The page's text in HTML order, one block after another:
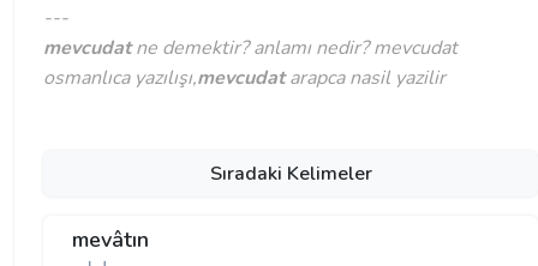
---
mevcudatne demektir? anlamı nedir? mevcudat
osmanlıca yazılışı,mevcudatarapca nasil yazilir
Sıradaki Kelimeler
mevâtın